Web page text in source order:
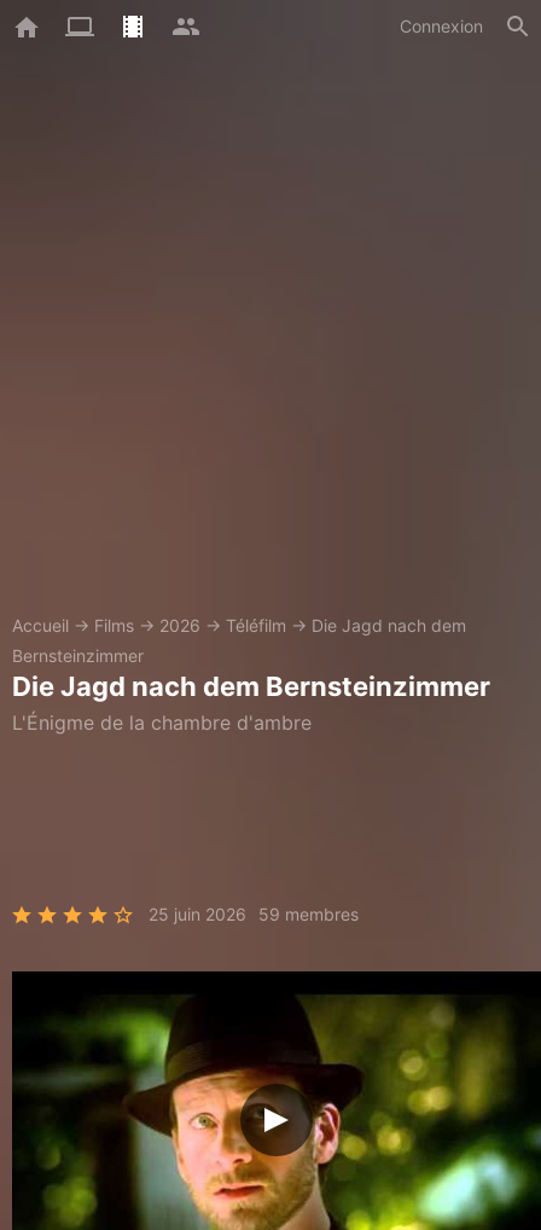
Connexion
Accueil → Films → 2026 → Téléfilm → Die Jagd nach dem
Bernsteinzimmer
Die Jagd nach dem Bernsteinzimmer
L'Énigme de la chambre d'ambre
25 juin 2026 59 membres